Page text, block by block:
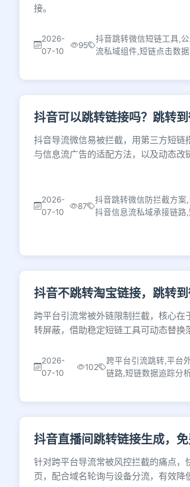
接。
2026-
07-10
95
抖音跳转微信短链工具,
流私域组件,短链点击数
抖音可以跳转链接吗？跳转到
抖音导流微信易被拦截，用第三方短
与信息流广告的适配方法，以及动态改
2026-
07-10
87
抖音跳转微信防拦截方案
抖音信息流私域承接链路
抖音不跳转淘宝链接，跳转到
跨平台引流常被外链限制拦截，核心
转屏蔽，借助稳定短链工具可动态替换
2026-
07-10
102
跨平台引流跳转,平台
链路,短链数据追踪分
抖音直播间跳转链接生成，
针对跨平台导流常被风控拦截的痛点
页，配合域名轮询与设备分流，有效降